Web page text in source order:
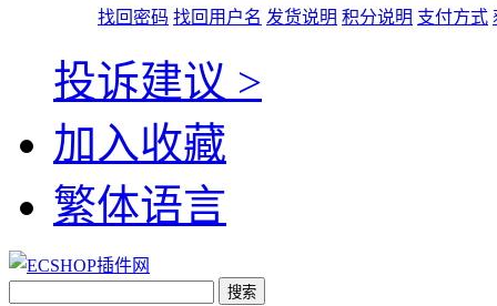
找回密码 找回用户名 发货说明 积分说明 支付方式
投诉建议 >
加入收藏
繁体语言